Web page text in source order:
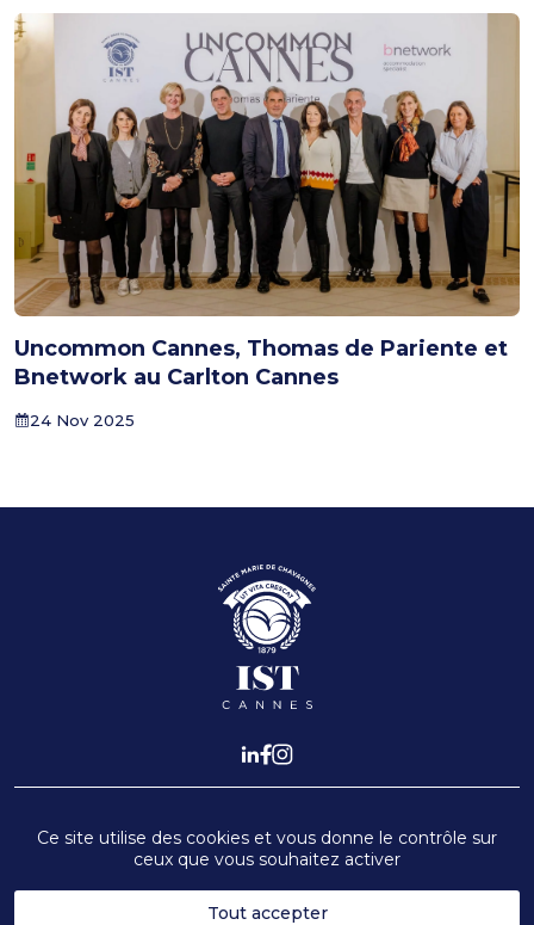
Uncommon Cannes, Thomas de Pariente et
Bnetwork au Carlton Cannes
24 Nov 2025
4, Avenue Windsor 06400 CANNES
Tél.:04 97 06 53 55
Ce site utilise des cookies et vous donne le contrôle sur
ceux que vous souhaitez activer
Tout accepter